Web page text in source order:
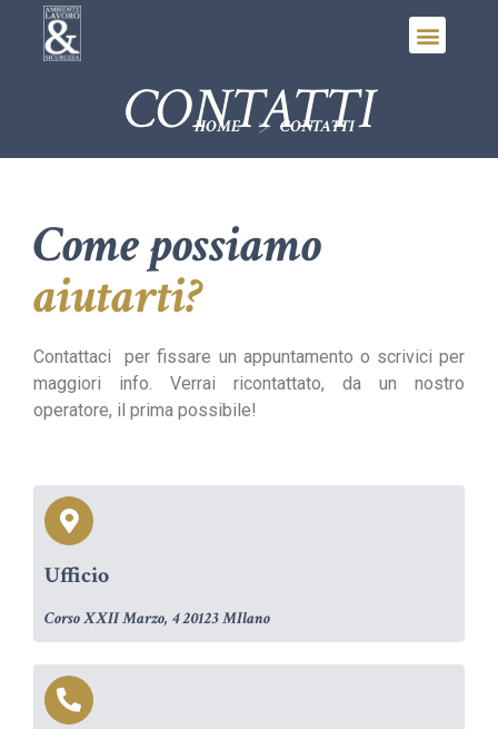
CONTATTI
HOME > CONTATTI
Come possiamo
aiutarti?
Contattaci per fissare un appuntamento o scrivici per
maggiori info. Verrai ricontattato, da un nostro
operatore, il prima possibile!
Ufficio
Corso XXII Marzo, 4 20123 MIlano